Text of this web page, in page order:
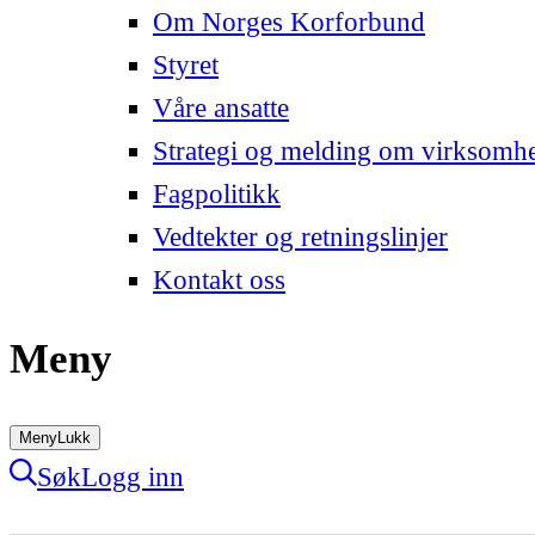
Om Norges Korforbund
Styret
Våre ansatte
Strategi og melding om
Fagpolitikk
Vedtekter og retningslinjer
Kontakt oss
Meny
MenyLukk
SøkLogg inn